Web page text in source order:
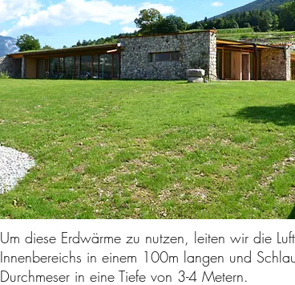
Um diese Erdwärme zu nutzen, leiten wir die
Innenbereichs in einem 100m langen und
Durchmeser in eine Tiefe von 3-4 Metern.